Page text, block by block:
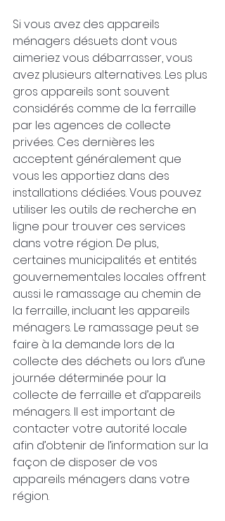
Si vous avez des appareils
ménagers désuets dont vous
aimeriez vous débarrasser, vous
avez plusieurs alternatives. Les plus
gros appareils sont souvent
considérés comme de la ferraille
par les agences de collecte
privées. Ces dernières les
acceptent généralement que
vous les apportiez dans des
installations dédiées. Vous pouvez
utiliser les outils de recherche en
ligne pour trouver ces services
dans votre région. De plus,
certaines municipalités et entités
gouvernementales locales offrent
aussi le ramassage au chemin de
la ferraille, incluant les appareils
ménagers. Le ramassage peut se
faire à la demande lors de la
collecte des déchets ou lors d’une
journée déterminée pour la
collecte de ferraille et d’appareils
ménagers. Il est important de
contacter votre autorité locale
afin d’obtenir de l’information sur la
façon de disposer de vos
appareils ménagers dans votre
région.